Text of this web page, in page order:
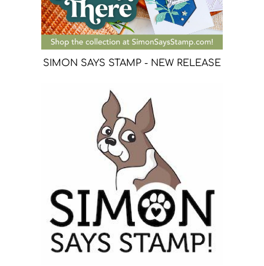
SIMON SAYS STAMP - NEW RELEASE